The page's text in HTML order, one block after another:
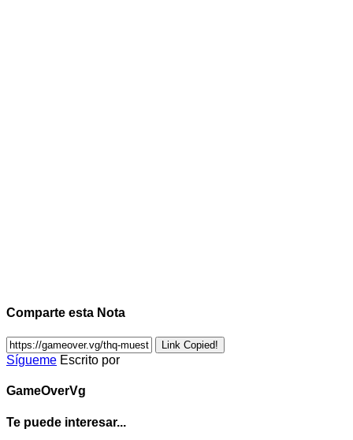
Comparte esta Nota
Link Copied!
Sígueme Escrito por
GameOverVg
Te puede interesar...